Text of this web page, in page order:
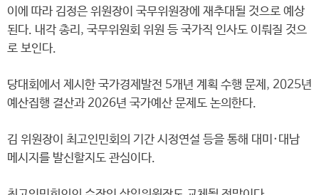
이에 따라 김정은 위원장이 국무위원장에 재추대될 것으로 예상
된다. 내각 총리, 국무위원회 위원 등 국가직 인사도 이뤄질 것으
로 보인다.
당대회에서 제시한 국가경제발전 5개년 계획 수행 문제, 2025년
예산집행 결산과 2026년 국가예산 문제도 논의한다.
김 위원장이 최고인민회의 기간 시정연설 등을 통해 대미·대남
메시지를 발신할지도 관심이다.